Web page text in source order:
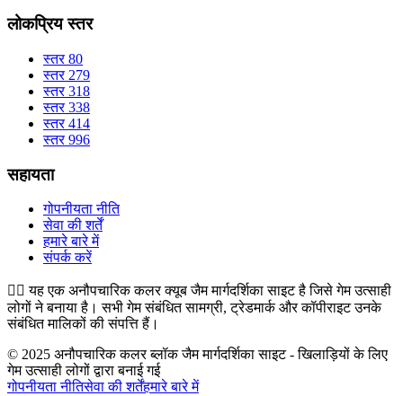
लोकप्रिय स्तर
स्तर 80
स्तर 279
स्तर 318
स्तर 338
स्तर 414
स्तर 996
सहायता
गोपनीयता नीति
सेवा की शर्तें
हमारे बारे में
संपर्क करें
👉🏻यह एक अनौपचारिक कलर क्यूब जैम मार्गदर्शिका साइट है जिसे गेम उत्साही
लोगों ने बनाया है। सभी गेम संबंधित सामग्री, ट्रेडमार्क और कॉपीराइट उनके
संबंधित मालिकों की संपत्ति हैं।
© 2025 अनौपचारिक कलर ब्लॉक जैम मार्गदर्शिका साइट - खिलाड़ियों के लिए
गेम उत्साही लोगों द्वारा बनाई गई
गोपनीयता नीतिसेवा की शर्तेंहमारे बारे में